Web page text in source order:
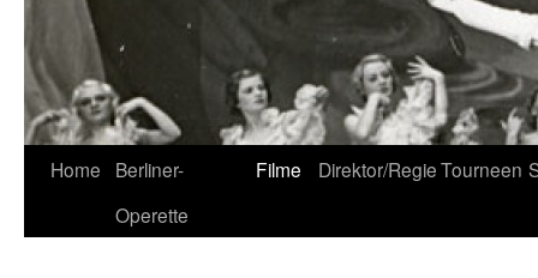
Home
Berliner-
Operette
Filme Direktor/RegieTourneen